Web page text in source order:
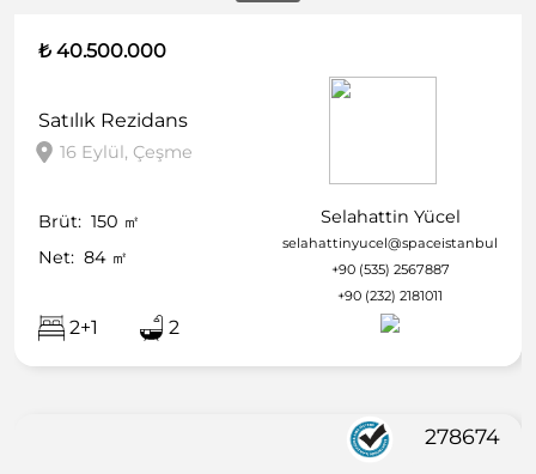
₺ 40.500.000
Satılık Rezidans
16 Eylül, Çeşme
Brüt: 150 ㎡
Net: 84 ㎡
2+1 2
Selahattin Yücel
selahattinyucel@spaceistanbul.com
+90 (535) 2567887
+90 (232) 2181011
278674